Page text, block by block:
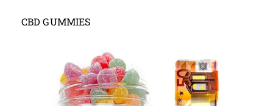
CBD GUMMIES